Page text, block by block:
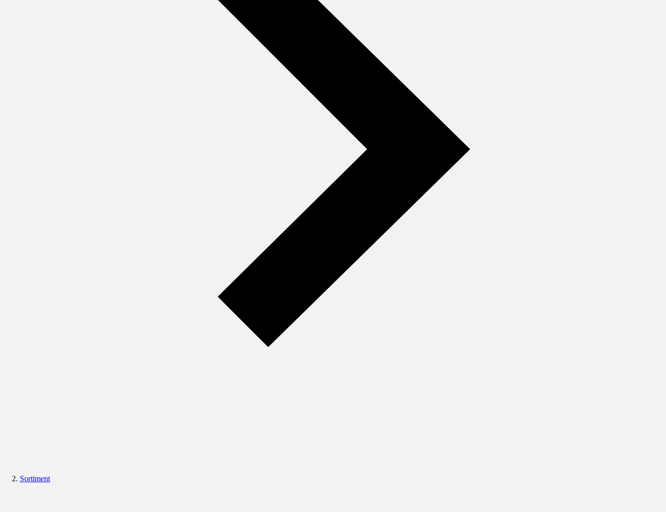
Sortiment